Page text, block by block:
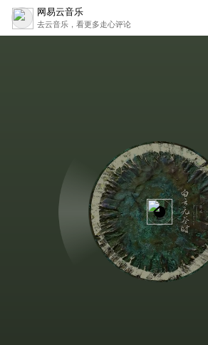
网易云音乐
去云音乐，看更多走心评论